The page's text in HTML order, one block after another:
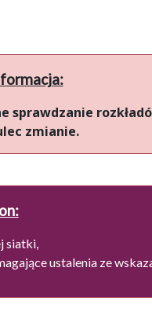
sprawdzanie
zmianie.
siatki,
ustalenia ze